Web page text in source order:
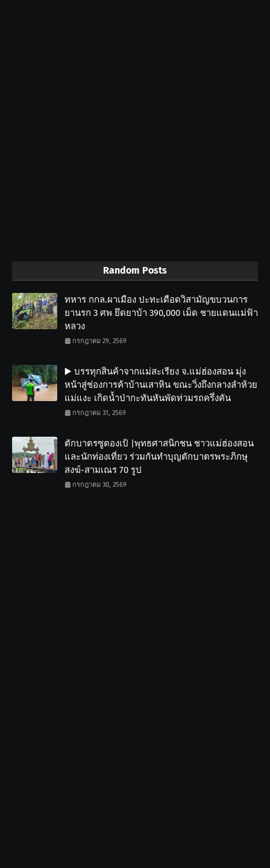
Random Posts
ทหาร กกล.ผาเมือง ปะทะเดือดวิสามัญขบวนการ
ยานรก 3 ศพ ยึดยาบ้า 390,000 เม็ด ชายแดนแม่ฟ้า
หลวง
กรกฎาคม 29, 2569
▶️ บรรทุกสินค้าจากแม่สะเรียง จ.แม่ฮ่องสอน มุ่ง
หน้าสู่ช่องการค้าบ้านเสาหิน ขณะวิ่งถึงกลางลำห้วย
แม่แงะ เกิดน้ำป่ากะทันหันพัดท่วมรถครึ่งคัน
กรกฎาคม 31, 2569
ตักบาตรซูตองเป้ |พุทธศาสนิกชน ชาวแม่ฮ่องสอน
และนักท่องเที่ยว ร่วมกันทำบุญตักบาตรพระภิกษุ
สงฆ์-สามเณร 70 รูป
กรกฎาคม 30, 2569